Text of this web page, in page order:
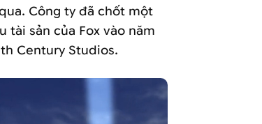
Công ty đã chốt một
tài sản của Fox vào năm
Century Studios.